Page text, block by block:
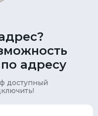
адресу
доступный